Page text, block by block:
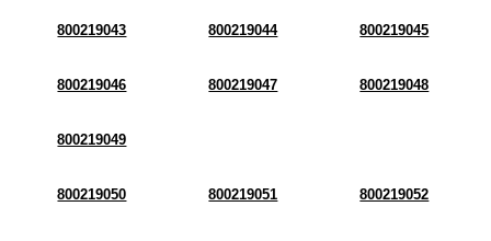
800219043 800219044 800219045
800219046 800219047 800219048
800219049
800219050 800219051 800219052